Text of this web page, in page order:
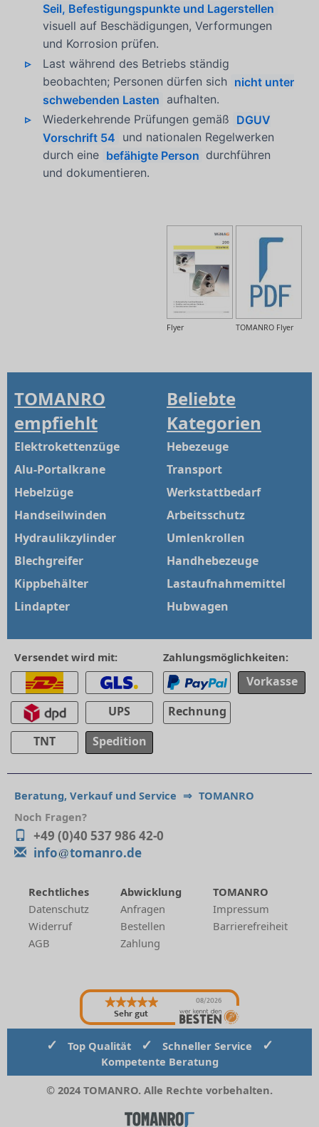
Seil, Befestigungspunkte und Lagerstellen
visuell auf Beschädigungen, Verformungen
und Korrosion prüfen.
Last während des Betriebs ständig
beobachten; Personen dürfen sich nicht unter
schwebenden Lasten aufhalten.
Wiederkehrende Prüfungen gemäß DGUV
Vorschrift 54 und nationalen Regelwerken
durch eine befähigte Person durchführen
und dokumentieren.
TOMANRO Flyer
Flyer
TOMANRO
empfiehlt
Elektrokettenzüge
Alu-Portalkrane
Hebelzüge
Handseilwinden
Hydraulikzylinder
Blechgreifer
Kippbehälter
Lindapter
Beliebte
Kategorien
Hebezeuge
Transport
Werkstattbedarf
Arbeitsschutz
Umlenkrollen
Handhebezeuge
Lastaufnahmemittel
Hubwagen
Versendet wird mit:
UPS
TNT
Spedition
Zahlungsmöglichkeiten:
Vorkasse
Rechnung
Beratung, Verkauf und Service ⇒ TOMANRO
Noch Fragen?
+49 (0)40 537 986 42-0
info
tomanro.de
Rechtliches
Datenschutz
Widerruf
AGB
Abwicklung
Anfragen
Bestellen
Zahlung
TOMANRO
Impressum
Barrierefreiheit
Sehr gut
08/2026
✓ Top Qualität ✓ Schneller Service ✓
Kompetente Beratung
© 2024 TOMANRO. Alle Rechte vorbehalten.